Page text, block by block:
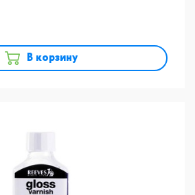
В корзину